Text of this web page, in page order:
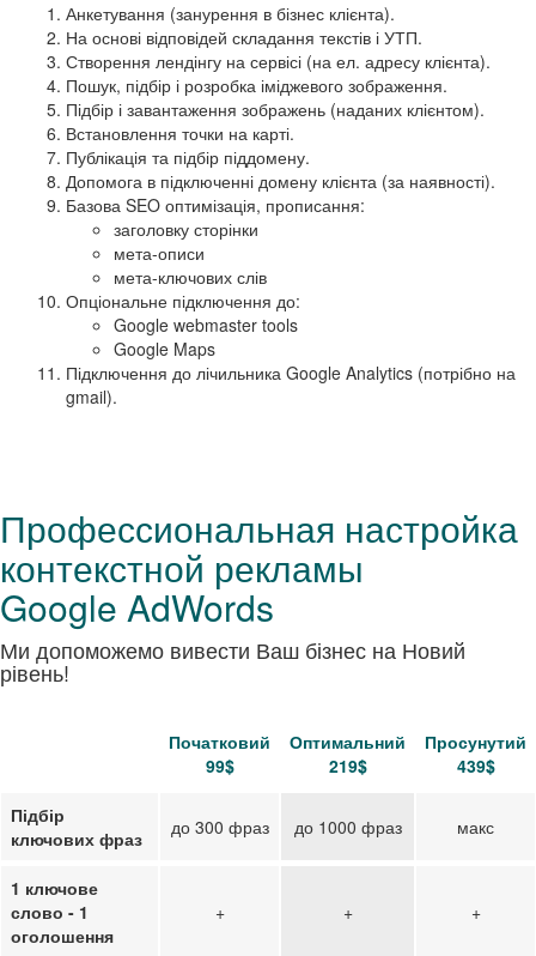
Анкетування (занурення в бізнес клієнта).
На основі відповідей складання текстів і УТП.
Створення лендінгу на сервісі (на ел. адресу клієнта).
Пошук, підбір і розробка іміджевого зображення.
Підбір і завантаження зображень (наданих клієнтом).
Встановлення точки на карті.
Публікація та підбір піддомену.
Допомога в підключенні домену клієнта (за наявності).
Базова SEO оптимізація, прописання:
заголовку сторінки
мета-описи
мета-ключових слів
Опціональне підключення до:
Google webmaster tools
Google Maps
Підключення до лічильника Google Analytics (потрібно на
gmail).
Профессиональная настройка
контекстной рекламы
Google AdWords
Ми допоможемо вивести Ваш бізнес на Новий
рівень!
Початковий
99$
Оптимальний
219$
Просунутий
439$
Підбір
ключових фраз
до 300 фраз до 1000 фраз макс
1 ключове
слово - 1
оголошення
+ + +